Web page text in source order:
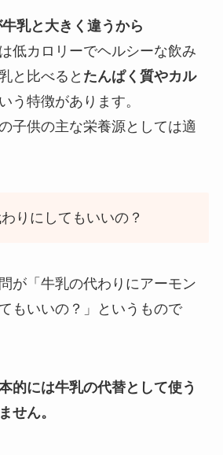
乳と大きく違うから
低カロリーでヘルシーな飲み
と比べると たんぱく質やカル
う特徴があります。
子供の主な栄養源としては適
りにしてもいいの？
が「牛乳の代わりにアーモン
もいいの？」というもので
的には牛乳の代替として使う
せん。